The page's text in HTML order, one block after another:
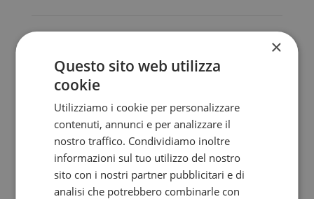
Competenze
Postato il
Giugno 29, 2026
SERIE SPACE SERIE YOKE
×
Questo sito web utilizza
cookie
Utilizziamo i cookie per personalizzare
contenuti, annunci e per analizzare il
nostro traffico. Condividiamo inoltre
informazioni sul tuo utilizzo del nostro
sito con i nostri partner pubblicitari e di
analisi che potrebbero combinarle con